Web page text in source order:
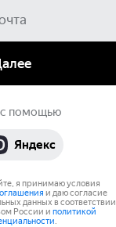
помощью
Яндекс
я принимаю условия
и даю согласие
данных в соответствии
России и политикой
.